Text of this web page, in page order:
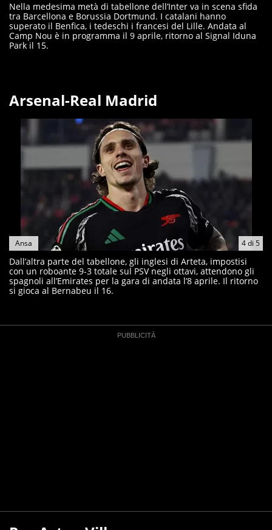
Nella medesima metà di tabellone dell’Inter va in scena sfida
tra Barcellona e Borussia Dortmund. I catalani hanno
superato il Benfica, i tedeschi i francesi del Lille. Andata al
Camp Nou è in programma il 9 aprile, ritorno al Signal Iduna
Park il 15.
Arsenal-Real Madrid
4di 5
Ansa
Dall’altra parte del tabellone, gli inglesi di Arteta, impostisi
con un roboante 9-3 totale sul PSV negli ottavi, attendono gli
spagnoli all’Emirates per la gara di andata l’8 aprile. Il ritorno
si gioca al Bernabeu il 16.